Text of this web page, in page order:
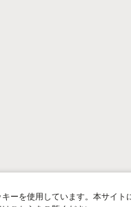
ーを使用しています。本サイ